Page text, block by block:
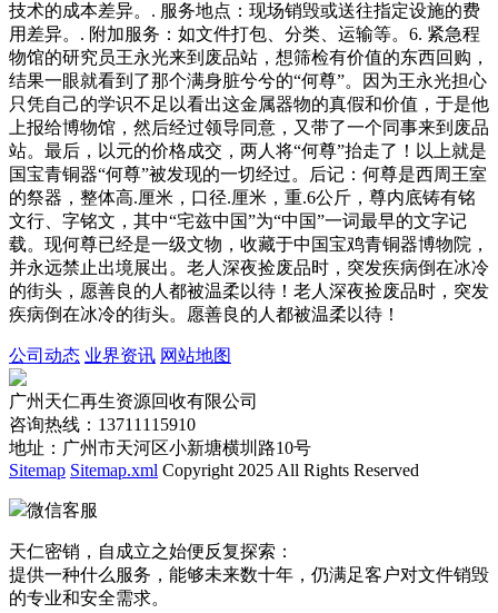
技术的成本差异。. 服务地点：现场销毁或送往指定设施的费
用差异。. 附加服务：如文件打包、分类、运输等。6. 紧急程
物馆的研究员王永光来到废品站，想筛检有价值的东西回购，
结果一眼就看到了那个满身脏兮兮的“何尊”。因为王永光担心
只凭自己的学识不足以看出这金属器物的真假和价值，于是他
上报给博物馆，然后经过领导同意，又带了一个同事来到废品
站。最后，以元的价格成交，两人将“何尊”抬走了！以上就是
国宝青铜器“何尊”被发现的一切经过。后记：何尊是西周王室
的祭器，整体高.厘米，口径.厘米，重.6公斤，尊内底铸有铭
文行、字铭文，其中“宅兹中国”为“中国”一词最早的文字记
载。现何尊已经是一级文物，收藏于中国宝鸡青铜器博物院，
并永远禁止出境展出。老人深夜捡废品时，突发疾病倒在冰冷
的街头，愿善良的人都被温柔以待！老人深夜捡废品时，突发
疾病倒在冰冷的街头。愿善良的人都被温柔以待！
公司动态 业界资讯 网站地图
广州天仁再生资源回收有限公司
咨询热线：13711115910
地址：广州市天河区小新塘横圳路10号
Sitemap Sitemap.xml Copyright 2025 All Rights Reserved
微信客服
天仁密销，自成立之始便反复探索：
提供一种什么服务，能够未来数十年，仍满足客户对文件销毁
的专业和安全需求。